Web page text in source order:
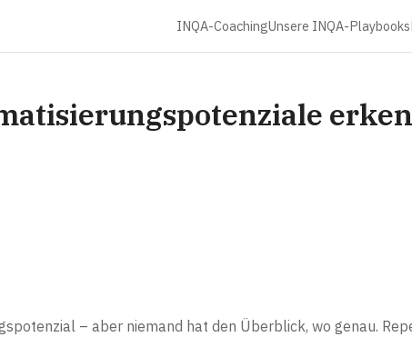
INQA-CoachingUnsere INQA-Playbooks
– aber niemand hat den Überblick, wo genau.